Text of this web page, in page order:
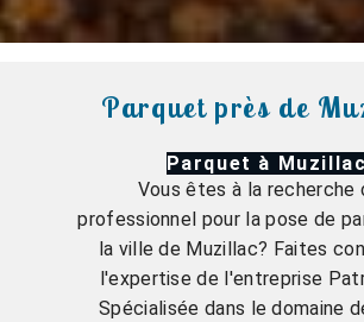
Parquet près de
Parquet à Muzillac
Vous êtes à la recherche
professionnel pour la pose de
la ville de Muzillac? Faites
l'expertise de l'entreprise
Spécialisée dans le domaine